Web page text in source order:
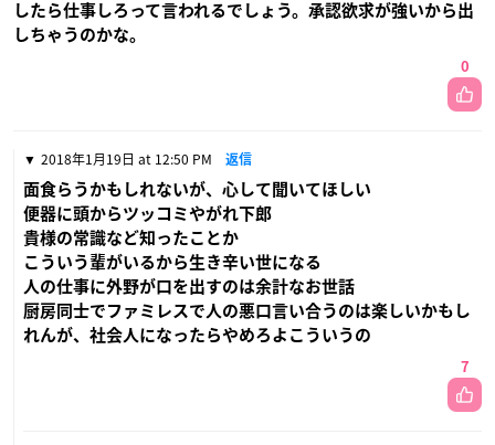
したら仕事しろって言われるでしょう。承認欲求が強いから出
しちゃうのかな。
0
2018年1月19日 at 12:50 PM 返信
面食らうかもしれないが、心して聞いてほしい
便器に頭からツッコミやがれ下郎
貴様の常識など知ったことか
こういう輩がいるから生き辛い世になる
人の仕事に外野が口を出すのは余計なお世話
厨房同士でファミレスで人の悪口言い合うのは楽しいかもし
れんが、社会人になったらやめろよこういうの
7